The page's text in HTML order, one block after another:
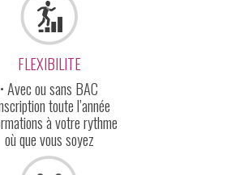
FLEXIBILITE
• Avec ou sans BAC
toute l’année
à votre rythme
où que vous soyez